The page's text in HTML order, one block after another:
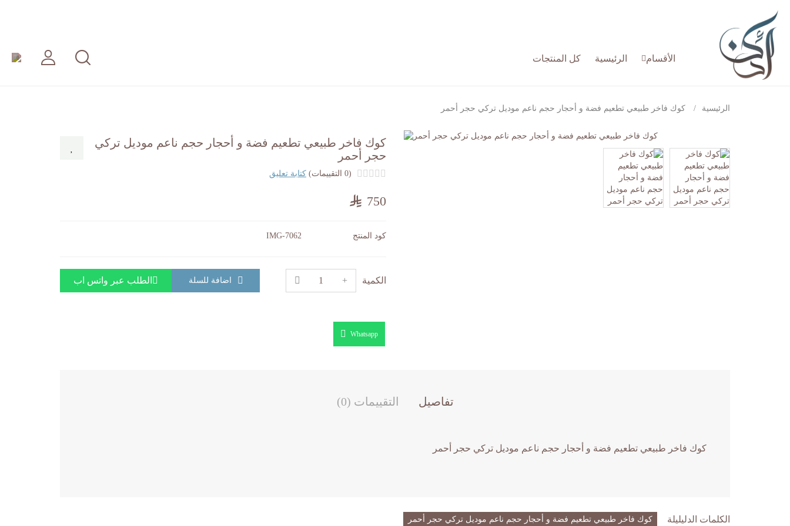
الأقسام الرئيسية كل المنتجات 0
الرئيسية كوك فاخر طبيعي تطعيم فضة و أحجار حجم ناعم موديل تركي حجر أحمر
كوك فاخر طبيعي تطعيم فضة و أحجار حجم ناعم موديل تركي
حجر أحمر
(0 التقييمات) كتابة تعليق
750
كود المنتج
الكمية اضافة للسلة الطلب عبر واتس اب
Whatsapp
تفاصيل التقييمات (0)
كوك فاخر طبيعي تطعيم فضة و أحجار حجم ناعم موديل تركي حجر أحمر
الكلمات الدليليلة كوك فاخر طبيعي تطعيم فضة و أحجار حجم ناعم موديل تركي حجر أحمر